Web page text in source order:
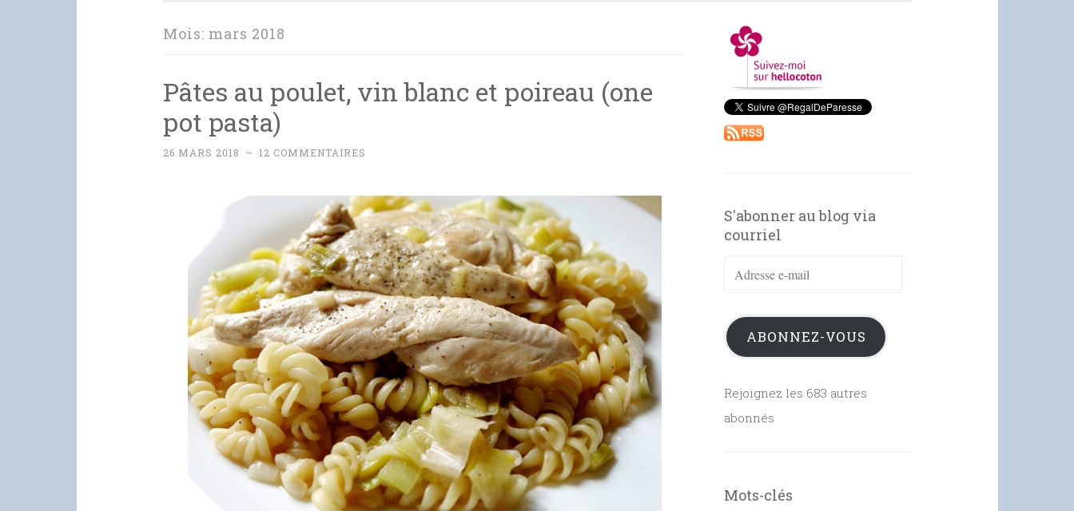
Mois: mars 2018
Pâtes au poulet, vin blanc et poireau (one
pot pasta)
26 MARS 2018 ~ 12 COMMENTAIRES
S'abonner au blog via
courriel
Adresse
mail
ABONNEZ-VOUS
Rejoignez les 683 autres
abonnés
Mots-clés